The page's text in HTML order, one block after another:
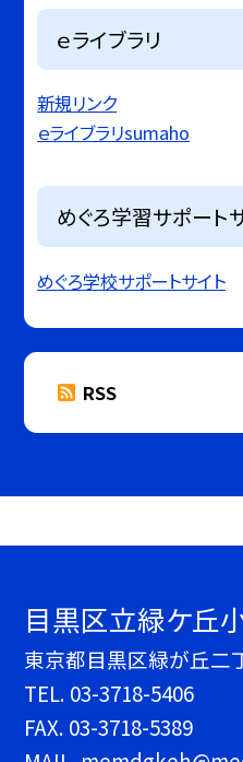
ｅライブラリ
新規リンク
ｅライブラリsumaho
めぐろ学習サポート
めぐろ学校サポートサイト
RSS
目黒区立緑ケ丘
東京都目黒区緑が丘二
TEL. 03-3718-5406
FAX. 03-3718-5389